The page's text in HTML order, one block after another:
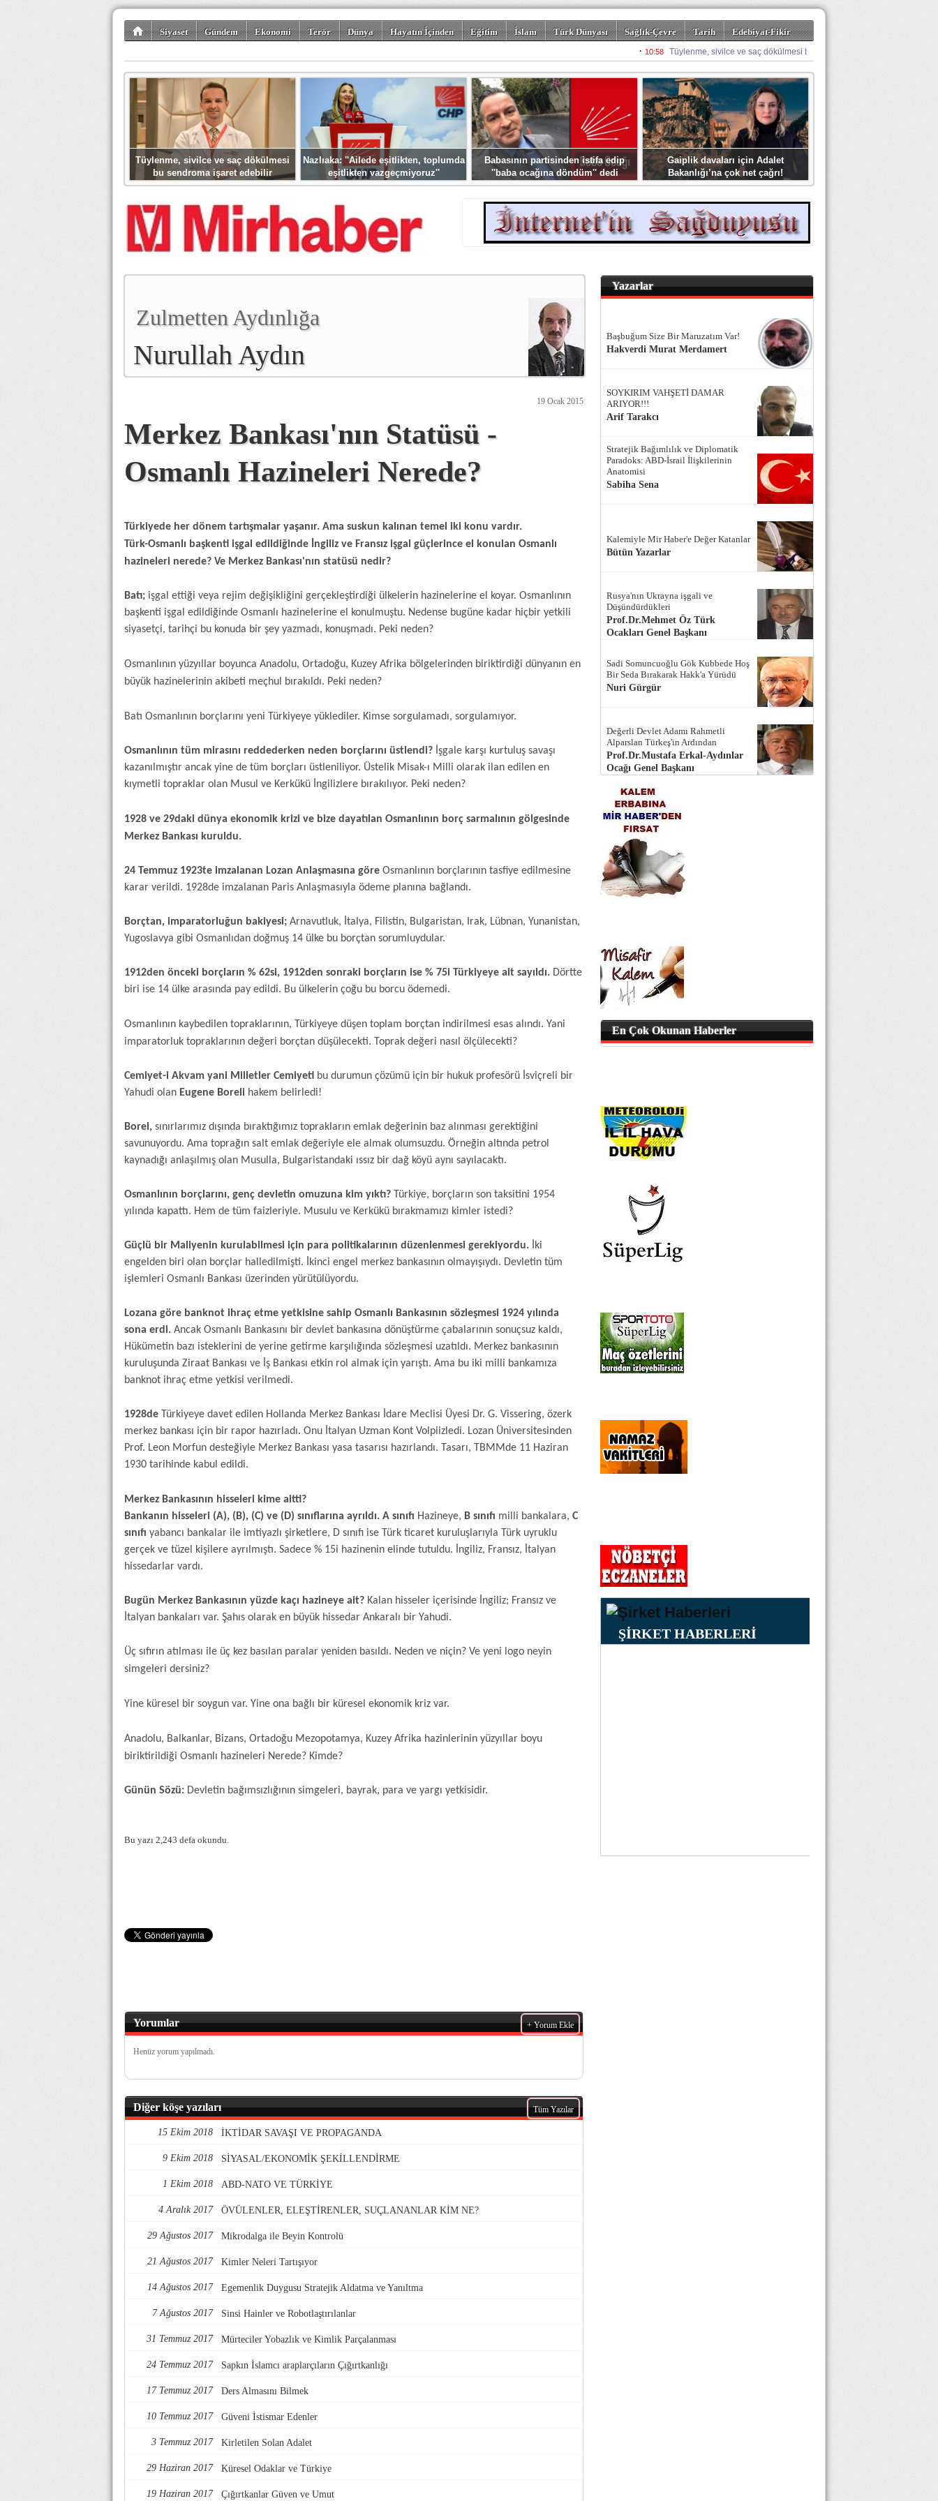
Siyaset Gündem Ekonomi Terör Dünya Hayatın İçinden Eğitim İslam Türk Dünyası Sağlık-Çevre Tarih
Edebiyat-Fikir
Tüylenme, sivilce ve saç dökülmesi
bu sendroma işaret edebilir
Nazlıaka: ''Ailede eşitlikten, toplumda
eşitlikten vazgeçmiyoruz''
Babasının partisinden istifa edip
''baba ocağına döndüm'' dedi
Gaiplik davaları için Adalet
Bakanlığı’na çok net çağrı!
Zulmetten Aydınlığa
Nurullah Aydın
19 Ocak 2015
Merkez Bankası'nın Statüsü -
Osmanlı Hazineleri Nerede?
Türkiyede her dönem tartışmalar yaşanır. Ama suskun kalınan temel iki konu vardır.
Türk-Osmanlı başkenti işgal edildiğinde İngiliz ve Fransız işgal güçlerince el konulan Osmanlı
hazineleri nerede? Ve Merkez Bankası'nın statüsü nedir?
Batı; işgal ettiği veya rejim değişikliğini gerçekleştirdiği ülkelerin hazinelerine el koyar. Osmanlının
başkenti işgal edildiğinde Osmanlı hazinelerine el konulmuştu. Nedense bugüne kadar hiçbir yetkili
siyasetçi, tarihçi bu konuda bir şey yazmadı, konuşmadı. Peki neden?
Osmanlının yüzyıllar boyunca Anadolu, Ortadoğu, Kuzey Afrika bölgelerinden biriktirdiği dünyanın en
büyük hazinelerinin akibeti meçhul bırakıldı. Peki neden?
Batı Osmanlının borçlarını yeni Türkiyeye yüklediler. Kimse sorgulamadı, sorgulamıyor.
Osmanlının tüm mirasını reddederken neden borçlarını üstlendi? İşgale karşı kurtuluş savaşı
kazanılmıştır ancak yine de tüm borçları üstleniliyor. Üstelik Misak-ı Milli olarak ilan edilen en
kıymetli topraklar olan Musul ve Kerkükü İngilizlere bırakılıyor. Peki neden?
1928 ve 29daki dünya ekonomik krizi ve bize dayatılan Osmanlının borç sarmalının gölgesinde
Merkez Bankası kuruldu.
24 Temmuz 1923te imzalanan Lozan Anlaşmasına göre Osmanlının borçlarının tasfiye edilmesine
karar verildi. 1928de imzalanan Paris Anlaşmasıyla ödeme planına bağlandı.
Borçtan, imparatorluğun bakiyesi; Arnavutluk, İtalya, Filistin, Bulgaristan, Irak, Lübnan, Yunanistan,
Yugoslavya gibi Osmanlıdan doğmuş 14 ülke bu borçtan sorumluydular.
1912den önceki borçların % 62si, 1912den sonraki borçların ise % 75i Türkiyeye ait sayıldı. Dörtte
biri ise 14 ülke arasında pay edildi. Bu ülkelerin çoğu bu borcu ödemedi.
Osmanlının kaybedilen topraklarının, Türkiyeye düşen toplam borçtan indirilmesi esas alındı. Yani
imparatorluk topraklarının değeri borçtan düşülecekti. Toprak değeri nasıl ölçülecekti?
Cemiyet-i Akvam yani Milletler Cemiyeti bu durumun çözümü için bir hukuk profesörü İsviçreli bir
Yahudi olan Eugene Boreli hakem belirledi!
Borel, sınırlarımız dışında bıraktığımız toprakların emlak değerinin baz alınması gerektiğini
savunuyordu. Ama toprağın salt emlak değeriyle ele almak olumsuzdu. Örneğin altında petrol
kaynadığı anlaşılmış olan Musulla, Bulgaristandaki ıssız bir dağ köyü aynı sayılacaktı.
Osmanlının borçlarını, genç devletin omuzuna kim yıktı?
Türkiye, borçların son taksitini 1954
yılında kapattı. Hem de tüm faizleriyle. Musulu ve Kerkükü bırakmamızı kimler istedi?
Güçlü bir Maliyenin kurulabilmesi için para politikalarının düzenlenmesi gerekiyordu.
İki
engelden biri olan borçlar halledilmişti. İkinci engel merkez bankasının olmayışıydı. Devletin tüm
işlemleri Osmanlı Bankası üzerinden yürütülüyordu.
Lozana göre banknot ihraç etme yetkisine sahip Osmanlı Bankasının sözleşmesi 1924 yılında
sona erdi. Ancak Osmanlı Bankasını bir devlet bankasına dönüştürme çabalarının sonuçsuz kaldı,
Hükümetin bazı isteklerini de yerine getirme karşılığında sözleşmesi uzatıldı. Merkez bankasının
kuruluşunda Ziraat Bankası ve İş Bankası etkin rol almak için yarıştı. Ama bu iki milli bankamıza
banknot ihraç etme yetkisi verilmedi.
1928de Türkiyeye davet edilen Hollanda Merkez Bankası İdare Meclisi Üyesi Dr. G. Vissering, özerk
merkez bankası için bir rapor hazırladı. Onu İtalyan Uzman Kont Volpiizledi. Lozan Üniversitesinden
Prof. Leon Morfun desteğiyle Merkez Bankası yasa tasarısı hazırlandı. Tasarı, TBMMde 11 Haziran
1930 tarihinde kabul edildi.
Merkez Bankasının hisseleri kime aitti?
Bankanın hisseleri (A), (B), (C) ve (D) sınıflarına ayrıldı. A sınıfı Hazineye, B sınıfı milli bankalara, C
sınıfı yabancı bankalar ile imtiyazlı şirketlere, D sınıfı ise Türk ticaret kuruluşlarıyla Türk uyruklu
gerçek ve tüzel kişilere ayrılmıştı. Sadece % 15i hazinenin elinde tutuldu. İngiliz, Fransız, İtalyan
hissedarlar vardı.
Bugün Merkez Bankasının yüzde kaçı hazineye ait? Kalan hisseler içerisinde İngiliz; Fransız ve
İtalyan bankaları var. Şahıs olarak en büyük hissedar Ankaralı bir Yahudi.
Üç sıfırın atılması ile üç kez basılan paralar yeniden basıldı. Neden ve niçin? Ve yeni logo neyin
simgeleri dersiniz?
Yine küresel bir soygun var. Yine ona bağlı bir küresel ekonomik kriz var.
Anadolu, Balkanlar, Bizans, Ortadoğu Mezopotamya, Kuzey Afrika hazinlerinin yüzyıllar boyu
biriktirildiği Osmanlı hazineleri Nerede? Kimde?
Günün Sözü: Devletin bağımsızlığının simgeleri, bayrak, para ve yargı yetkisidir.
Bu yazı 2,243 defa okundu.
Yorumlar + Yorum Ekle
Henüz yorum yapılmadı.
Diğer köşe yazıları Tüm Yazılar
15 Ekim 2018 İKTİDAR SAVAŞI VE PROPAGANDA
9 Ekim 2018 SİYASAL/EKONOMİK ŞEKİLLENDİRME
1 Ekim 2018 ABD-NATO VE TÜRKİYE
4 Aralık 2017 ÖVÜLENLER, ELEŞTİRENLER, SUÇLANANLAR KİM NE?
29 Ağustos 2017 Mikrodalga ile Beyin Kontrolü
21 Ağustos 2017 Kimler Neleri Tartışıyor
14 Ağustos 2017 Egemenlik Duygusu Stratejik Aldatma ve Yanıltma
7 Ağustos 2017 Sinsi Hainler ve Robotlaştırılanlar
31 Temmuz 2017 Mürteciler Yobazlık ve Kimlik Parçalanması
24 Temmuz 2017 Sapkın İslamcı araplarçıların Çığırtkanlığı
17 Temmuz 2017 Ders Almasını Bilmek
10 Temmuz 2017 Güveni İstismar Edenler
3 Temmuz 2017 Kirletilen Solan Adalet
29 Haziran 2017 Küresel Odaklar ve Türkiye
19 Haziran 2017 Çığırtkanlar Güven ve Umut
Yazarlar
Başbuğum Size Bir Maruzatım Var!
Hakverdi Murat Merdamert
SOYKIRIM VAHŞETİ DAMAR
ARIYOR!!!
Arif Tarakcı
Stratejik Bağımlılık ve Diplomatik
Paradoks: ABD-İsrail İlişkilerinin
Anatomisi
Sabiha Sena
Kalemiyle Mir Haber'e Değer Katanlar
Bütün Yazarlar
Rusya'nın Ukrayna işgali ve
Düşündürdükleri
Prof.Dr.Mehmet Öz Türk
Ocakları Genel Başkanı
Sadi Somuncuoğlu Gök Kubbede Hoş
Bir Seda Bırakarak Hakk'a Yürüdü
Nuri Gürgür
Değerli Devlet Adamı Rahmetli
Alparslan Türkeş'in Ardından
Prof.Dr.Mustafa Erkal-Aydınlar
Ocağı Genel Başkanı
En Çok Okunan Haberler
ŞİRKET HABERLERİ